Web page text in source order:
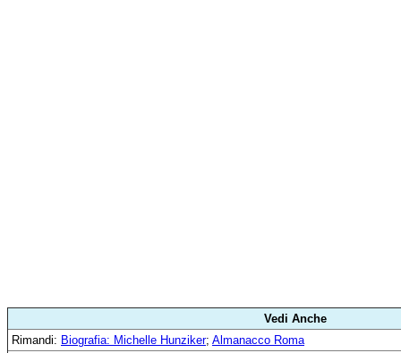
Vedi Anche
Rimandi: Biografia: Michelle Hunziker; Almanacco Roma